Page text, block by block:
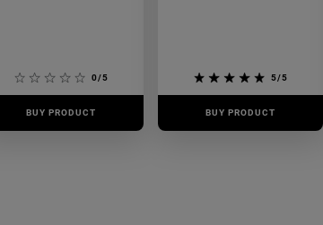
0/5
BUY PRODUCT
5/5
BUY PRODUCT